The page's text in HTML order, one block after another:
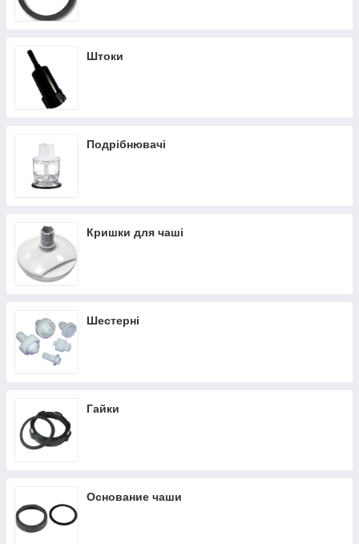
Штоки
Подрібнювачі
Кришки для чаші
Шестерні
Гайки
Основание чаши